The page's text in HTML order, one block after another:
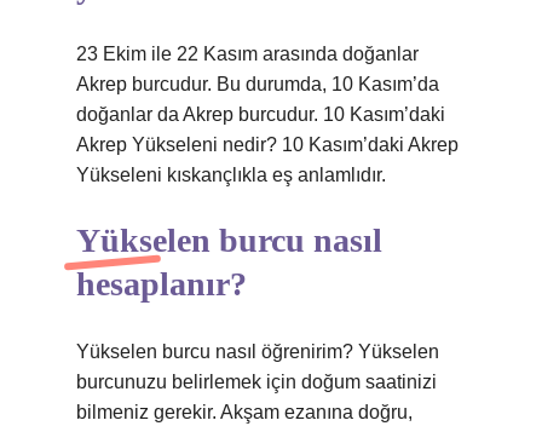
23 Ekim ile 22 Kasım arasında doğanlar
Akrep burcudur. Bu durumda, 10 Kasım’da
doğanlar da Akrep burcudur. 10 Kasım’daki
Akrep Yükseleni nedir? 10 Kasım’daki Akrep
Yükseleni kıskançlıkla eş anlamlıdır.
Yükselen burcu nasıl
hesaplanır?
Yükselen burcu nasıl öğrenirim? Yükselen
burcunuzu belirlemek için doğum saatinizi
bilmeniz gerekir. Akşam ezanına doğru,